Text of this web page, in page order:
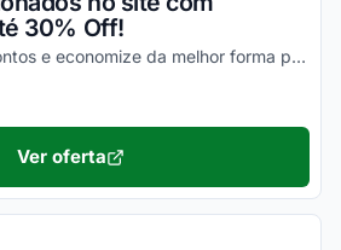
30% Off!
Aproveite seus descontos e economize da melhor forma possível em todas a suas compras online!
Ver oferta